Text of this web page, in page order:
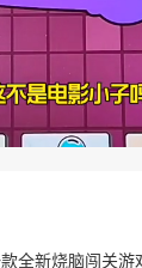
全新烧脑闯关